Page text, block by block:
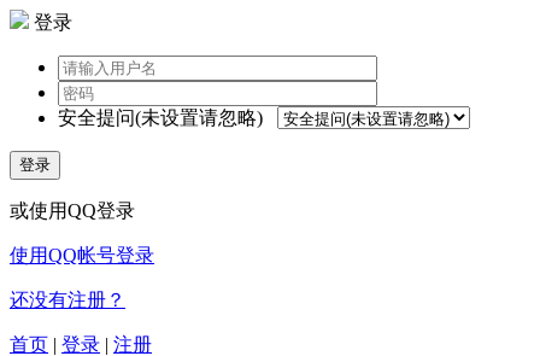
登录
安全提问(未设置请忽略)
登录
或使用QQ登录
使用QQ帐号登录
还没有注册？
首页 | 登录 | 注册